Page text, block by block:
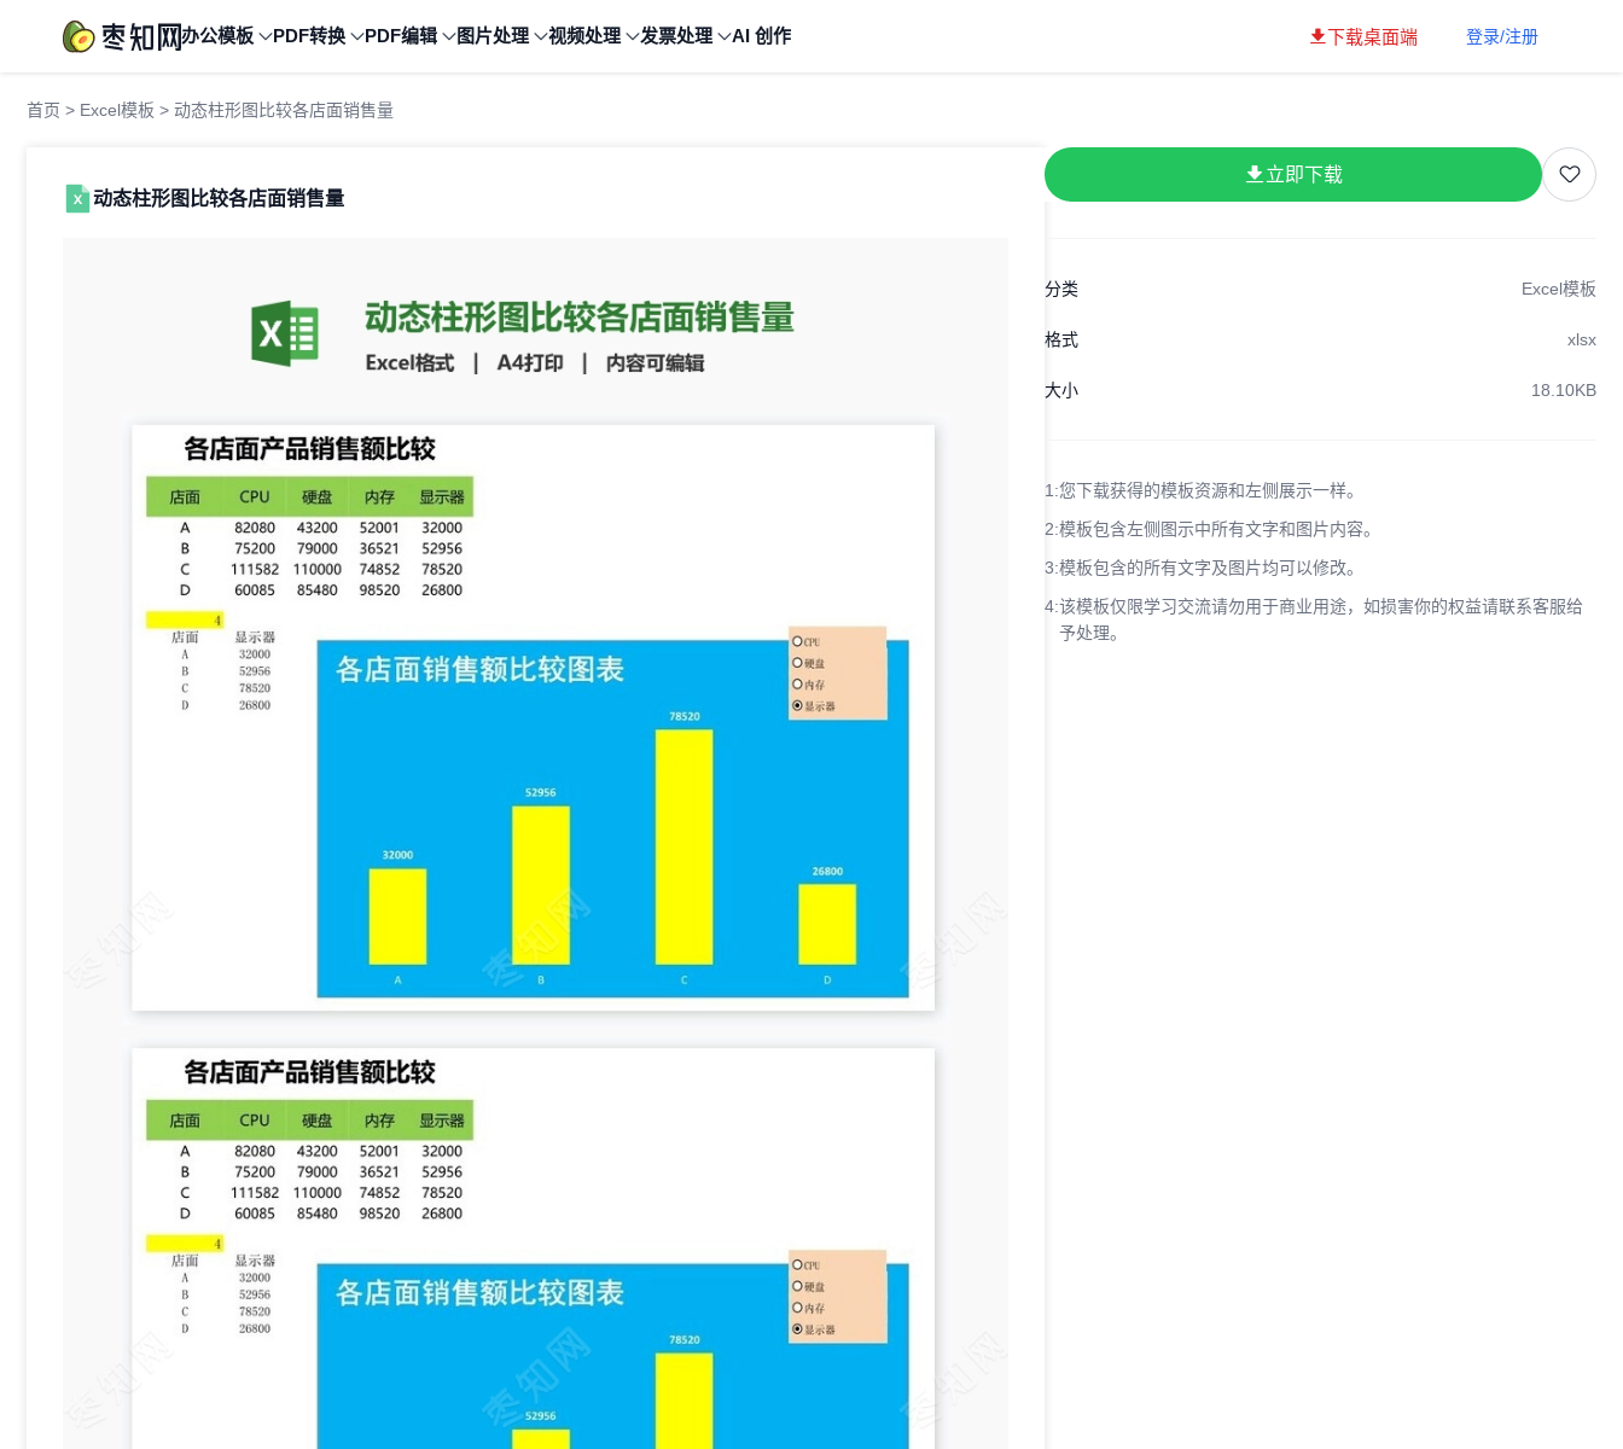
办公模板 PDF转换 PDF编辑 图片处理 视频处理 发票处理 AI 创作 下载桌面端 登录/注册
首页 > Excel模板 > 动态柱形图比较各店面销售量
动态柱形图比较各店面销售量
立即下载
分类 Excel模板
格式 xlsx
大小 18.10KB
1:您下载获得的模板资源和左侧展示一样。
2:模板包含左侧图示中所有文字和图片内容。
3:模板包含的所有文字及图片均可以修改。
4:该模板仅限学习交流请勿用于商业用途，如损害你的权益请联系客服给
予处理。